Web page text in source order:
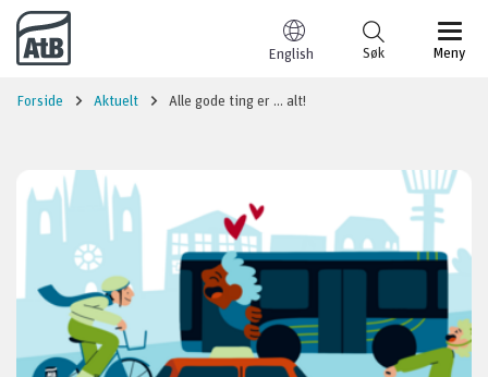
Til innhold
English Meny
Søk
Forside Aktuelt Alle gode ting er … alt!